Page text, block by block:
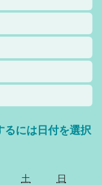
るには日付を選択
土
日